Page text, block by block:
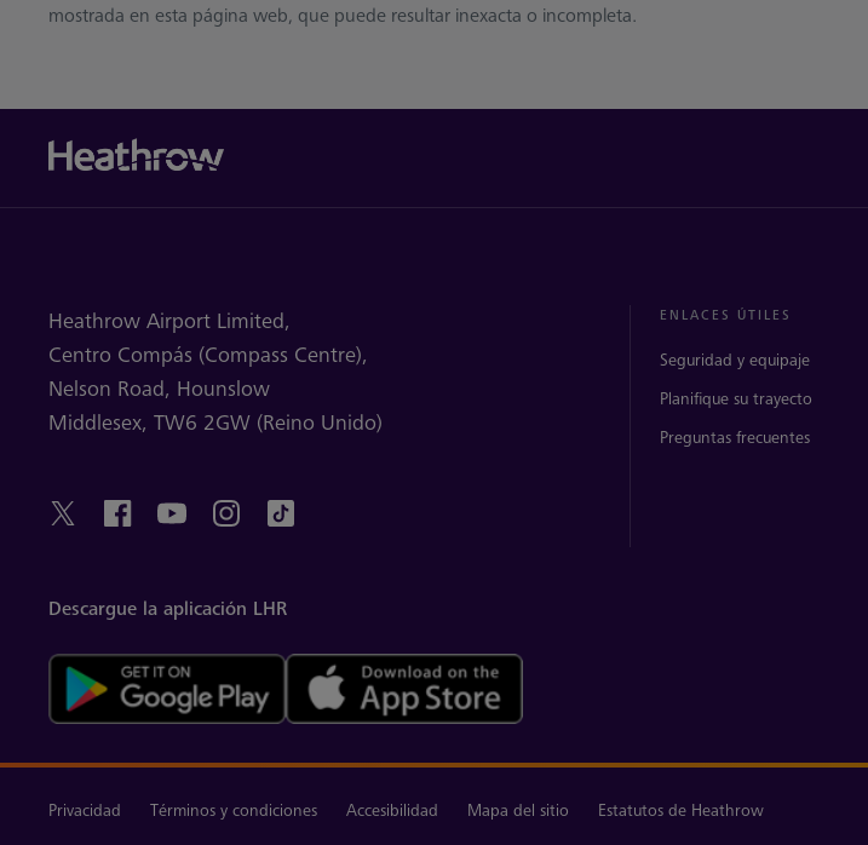
mostrada en esta página web, que puede resultar inexacta o incompleta.
Heathrow Airport Limited,
Centro Compás (Compass Centre),
Nelson Road, Hounslow
Middlesex, TW6 2GW (Reino Unido)
ENLACES ÚTILES
Seguridad y equipaje
Planifique su trayecto
Preguntas frecuentes
Descargue la aplicación LHR
Privacidad Términos y condiciones Accesibilidad Mapa del sitio Estatutos de Heathrow